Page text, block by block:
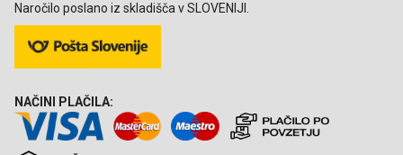
Naročilo poslano iz skladišča v SLOVENIJI.
NAČINI PLAČILA: